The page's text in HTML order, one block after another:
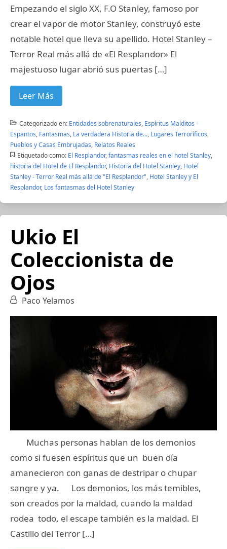
Empezando el siglo XX, F.O Stanley, famoso por
crear el vapor de motor Stanley, construyó este
notable hotel que lleva su apellido. Hotel Stanley –
Terror Real más allá de «El Resplandor» El
majestuoso lugar abrió sus puertas […]
Leer Más
Categorizado en: Entidades sobrenaturales, Espíritus Malditos -
Espantos, Fantasmas, La verdadera Historia de..., Lugares Terroríficos,
Pueblos y Casas Embrujadas, Relatos Reales
Etiquetado como: El Resplandor,fantasmas reales en el hotel Stanley,
historia del Hotel de El Resplandor, Historia del Hotel Stanley, Hotel
Stanley - Terror Real más allá de "El Resplandor", Hotel Stanley y El
Resplandor, Los fantasmas del Hotel Stanley
Ukio El
Coleccionista de
Ojos
Paco Yelamos
Muchas personas hablan de los demonios
como si fuesen espíritus que un buen día
amanecieron con ganas de destripar o chupar
sangre y ya. Los demonios, los más temibles,
son creados por la maldad, cuando la maldad
rodea todo, el escape también es la maldad. El
Castillo del Terror […]